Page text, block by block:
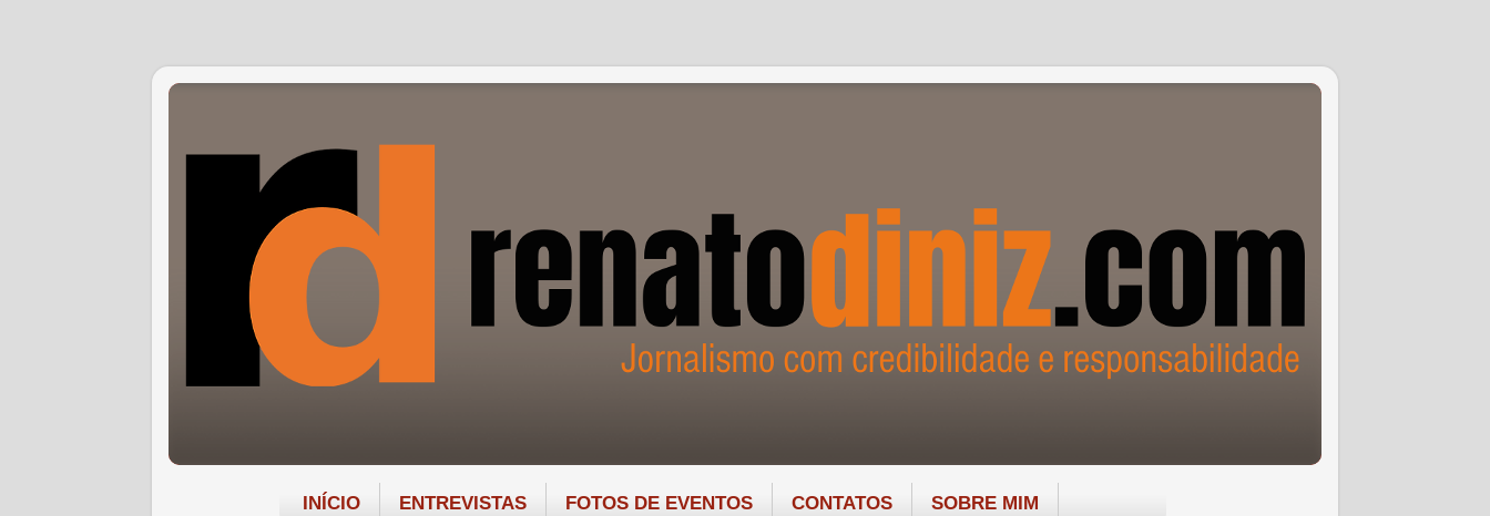
INÍCIO ENTREVISTAS FOTOS DE EVENTOS CONTATOS SOBRE MIM